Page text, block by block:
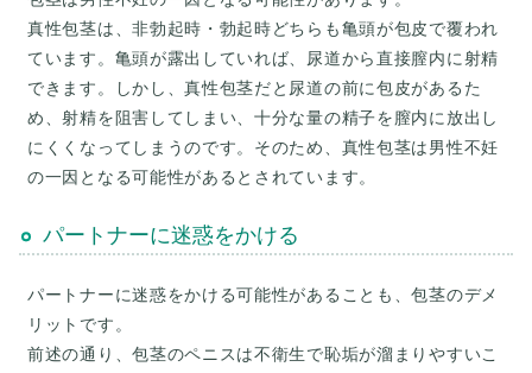
真性包茎は、非勃起時・勃起時どちらも亀頭が包皮で覆われ
ています。亀頭が露出していれば、尿道から直接膣内に射精
できます。しかし、真性包茎だと尿道の前に包皮があるた
め、射精を阻害してしまい、十分な量の精子を膣内に放出し
にくくなってしまうのです。そのため、真性包茎は男性不妊
パートナーに迷惑をかける
パートナーに迷惑をかける可能性があることも、包茎のデメ
リットです。
前述の通り、包茎のペニスは不衛生で恥垢が溜まりやすいこ